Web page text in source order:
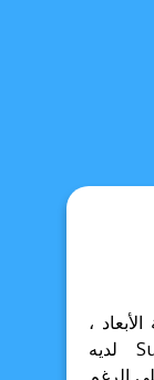
،
فإن موقع Supergames.com/ar لديه